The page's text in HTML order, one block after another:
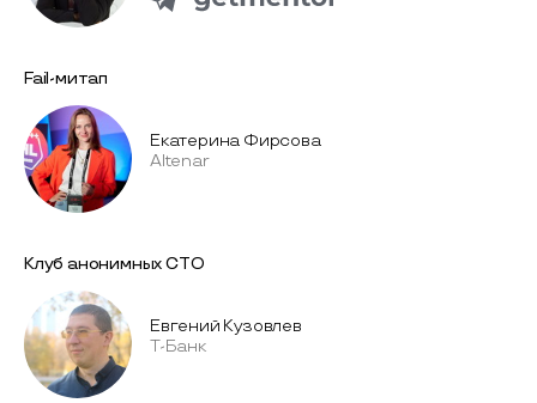
Fail-митап
Екатерина Фирсова
Altenar
Клуб анонимных СТО
Евгений Кузовлев
Т-Банк